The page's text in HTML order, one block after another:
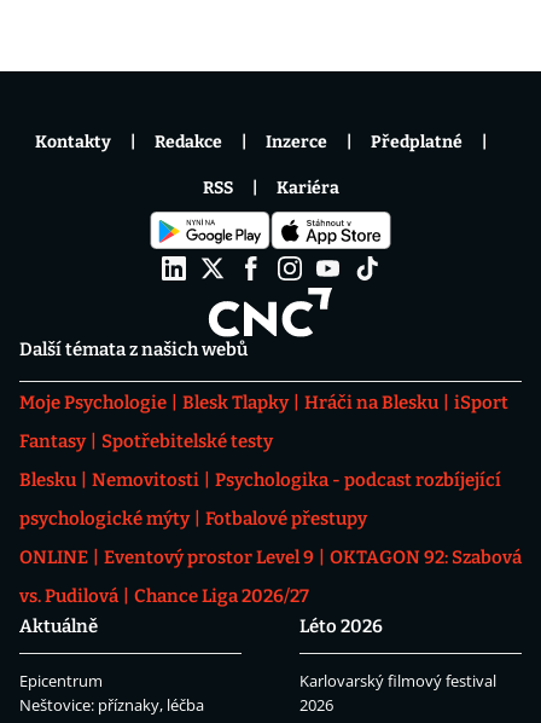
Další témata z našich webů
Moje Psychologie Blesk Tlapky Hráči na Blesku
iSport
Fantasy
Spotřebitelské testy
Blesku
Nemovitosti
Psychologika - podcast rozbíjející
psychologické mýty
Fotbalové přestupy
ONLINE
Eventový prostor Level 9
OKTAGON 92: Szabová
vs. Pudilová
Chance Liga 2026/27
Aktuálně
Epicentrum
Neštovice: příznaky, léčba
Léto 2026
Karlovarský filmový festival
2026
Kontakty Redakce Inzerce Předplatné
RSS Kariéra